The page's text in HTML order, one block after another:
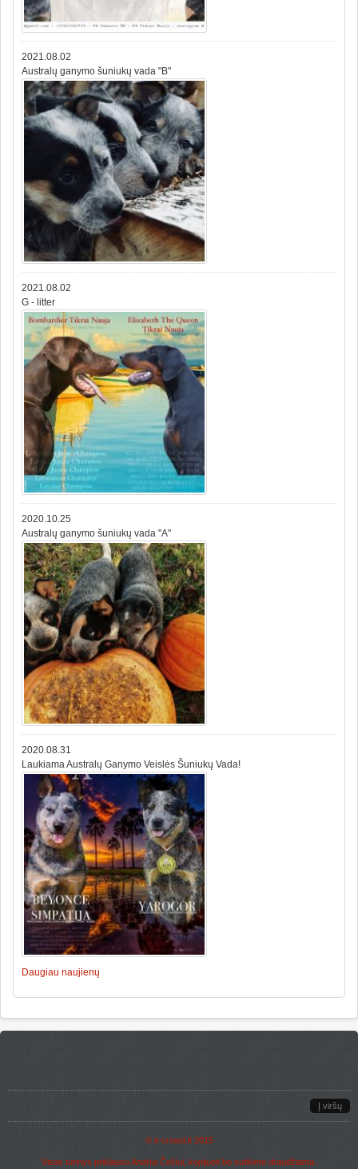
2021.08.02
Australų ganymo šuniukų vada "B"
2021.08.02
G - litter
2020.10.25
Australų ganymo šuniukų vada "A"
2020.08.31
Laukiama Australų Ganymo Veislės Šuniukų Vada!
Daugiau naujienų
Į viršų
© it-crowd.lt2015
Visas turinys priklauso Andriui Čečiui, kopijuoti be sutikimo draudžiama.